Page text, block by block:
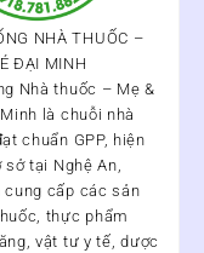
NHÀ THUỐC –
ĐẠI MINH
Nhà thuốc – Mẹ &
là chuỗi nhà
chuẩn GPP, hiện
sở tại Nghệ An,
cung cấp các sản
thực phẩm
vật tư y tế, dược